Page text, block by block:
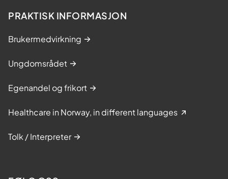
PRAKTISK INFORMASJON
Brukermedvirkning
Ungdomsrådet
Egenandel og frikort
Healthcare in Norway, in different languages
Tolk / Interpreter